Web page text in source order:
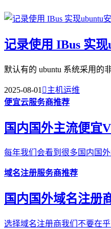
记录使用 IBus 实
默认有的 ubuntu 系统采用的
2025-08-01 主机运维
便宜云服务商推荐
国内国外主流便宜
每年我们会看到很多国内国
域名注册服务商推荐
国内国外域名注册
选择域名注册商我们不要在